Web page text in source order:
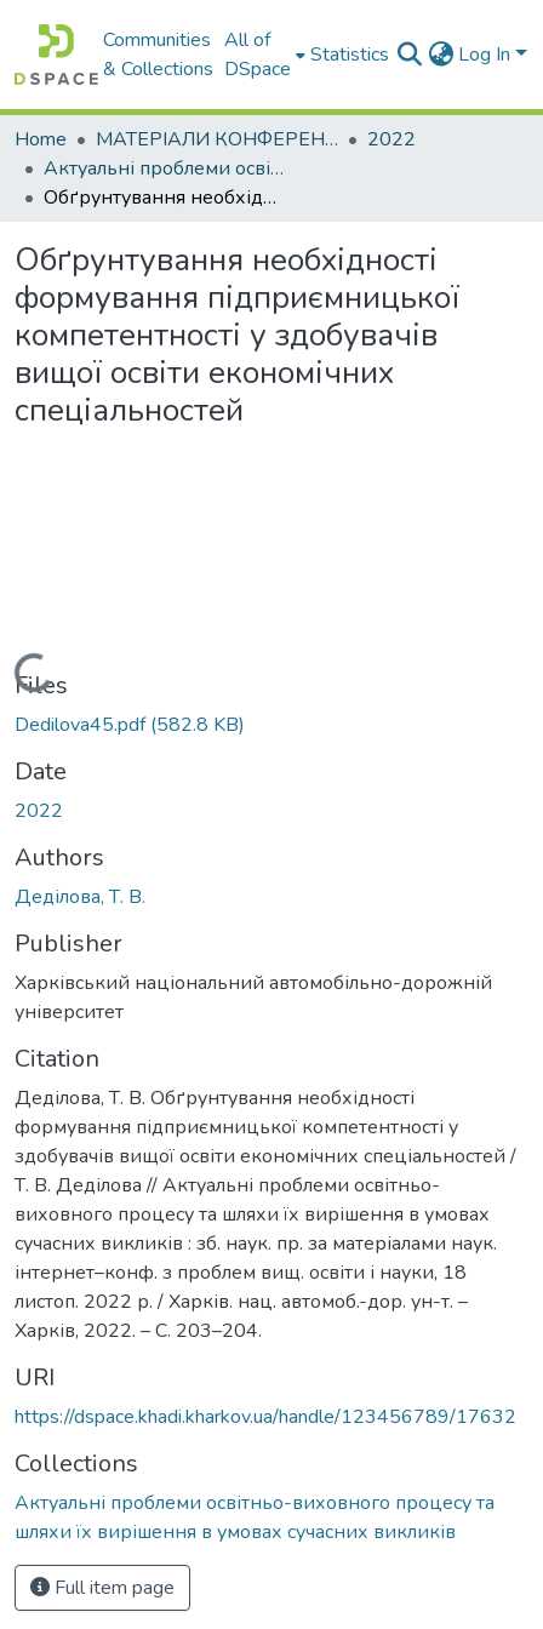
Communities
& Collections
All of
DSpace
Statistics Log In
Home МАТЕРІАЛИ КОНФЕРЕНЦІЙ
2022
Актуальні проблеми освітньо-виховного процесу та шляхи їх вирішення в умовах сучасних викликів
Обґрунтування необхідності формування підприємницької компетентності у здобувачів вищої освіти економічних спеціальностей
Обґрунтування необхідності
формування підприємницької
компетентності у здобувачів
вищої освіти економічних
спеціальностей
Loading...
Files
Dedilova45.pdf(582.8 KB)
Date
2022
Authors
Деділова, Т. В.
Publisher
Харківський національний автомобільно-дорожній
університет
Citation
Деділова, Т. В. Обґрунтування необхідності
формування підприємницької компетентності у
здобувачів вищої освіти економічних спеціальностей /
Т. В. Деділова // Актуальні проблеми освітньо-
виховного процесу та шляхи їх вирішення в умовах
сучасних викликів : зб. наук. пр. за матеріалами наук.
інтернет–конф. з проблем вищ. освіти і науки, 18
листоп. 2022 р. / Харків. нац. автомоб.-дор. ун-т. –
Харків, 2022. – С. 203–204.
URI
https://dspace.khadi.kharkov.ua/handle/123456789/17632
Collections
Актуальні проблеми освітньо-виховного процесу та
шляхи їх вирішення в умовах сучасних викликів
Full item page